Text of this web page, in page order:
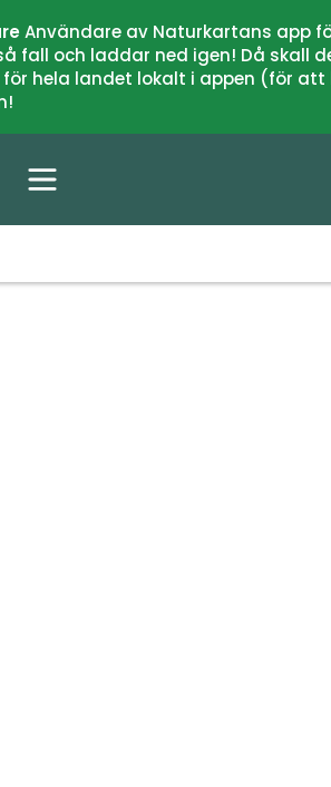
Användare av Naturkartans app
fall och laddar ned igen! Då skall
hela landet lokalt i appen (för